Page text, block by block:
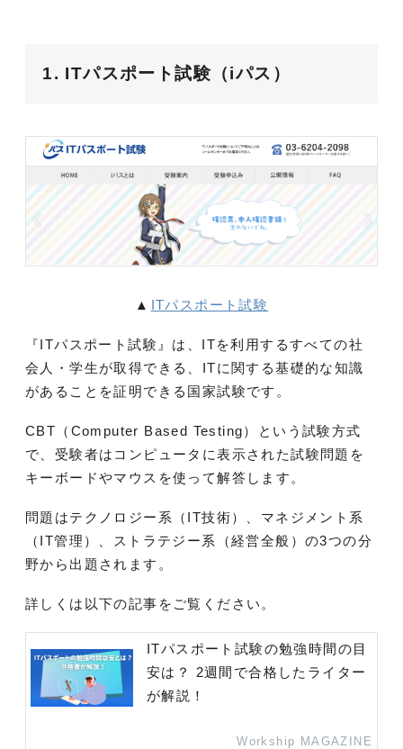
1. ITパスポート試験（iパス）
▲ ITパスポート試験
『ITパスポート試験』は、ITを利用するすべての社
会人・学生が取得できる、ITに関する基礎的な知識
があることを証明できる国家試験です。
CBT（Computer Based Testing）という試験方式
で、受験者はコンピュータに表示された試験問題を
キーボードやマウスを使って解答します。
問題はテクノロジー系（IT技術）、マネジメント系
（IT管理）、ストラテジー系（経営全般）の3つの分
野から出題されます。
詳しくは以下の記事をご覧ください。
ITパスポート試験の勉強時間の目
安は？ 2週間で合格したライター
が解説！
Workship MAGAZINE